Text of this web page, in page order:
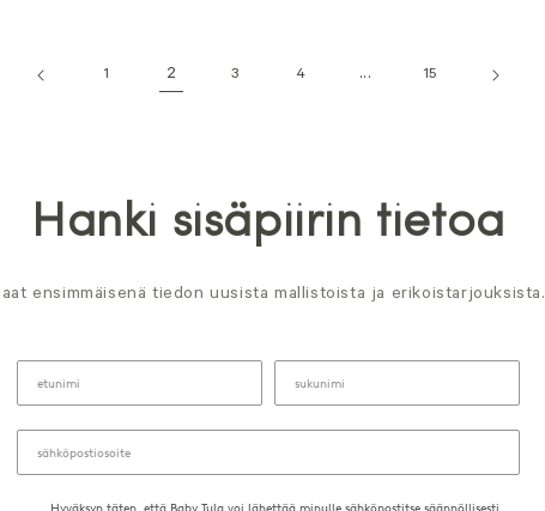
1 2 3 4 ... 15
Hanki sisäpiirin tietoa
ensimmäisenä tiedon uusista mallistoista ja erikoistarjouksista.